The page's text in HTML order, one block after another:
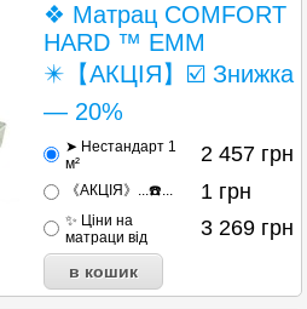
❖ Матрац COMFORT
HARD ™ EMM
✴️【АКЦІЯ】☑️ Знижка
— 20%
➤ Нестандарт 1
м²
2 457 грн
《АКЦІЯ》...☎️... 1 грн
✨ Ціни на
матраци від
3 269 грн